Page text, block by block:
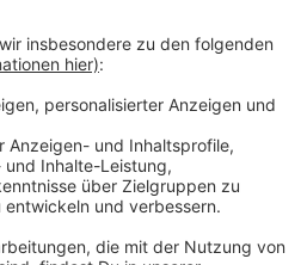
Nyke Slawik reagiert
weitere Aufklärung über
in der Stadt zu
Nyke Slawik von den Grünen